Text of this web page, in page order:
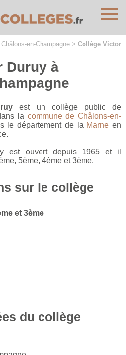
Châlons-en-Champagne > Collège Victor
Duruy à
est un collège public de
la commune de Châlons-en-
le département de la Marne en
est ouvert depuis 1965 et il
5ème, 4ème et 3ème.
sur le collège
et 3ème
du collège